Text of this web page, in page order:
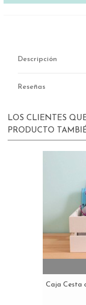
Descripción
Reseñas
LOS CLIENTES
PRODUCTO
Caja Cesta